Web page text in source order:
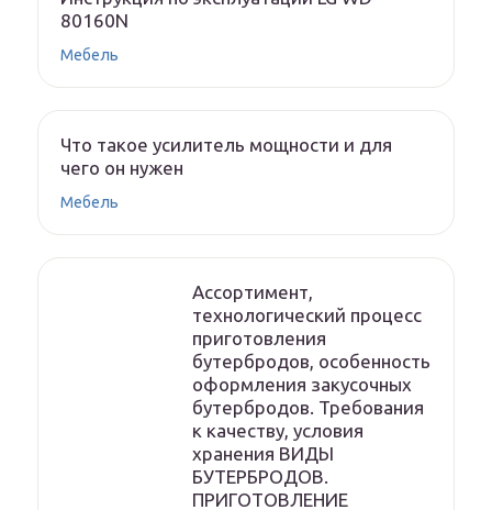
80160N
Мебель
Что такое усилитель мощности и для
чего он нужен
Мебель
Ассортимент,
технологический процесс
приготовления
бутербродов, особенность
оформления закусочных
бутербродов. Требования
к качеству, условия
хранения ВИДЫ
БУТЕРБРОДОВ.
ПРИГОТОВЛЕНИЕ